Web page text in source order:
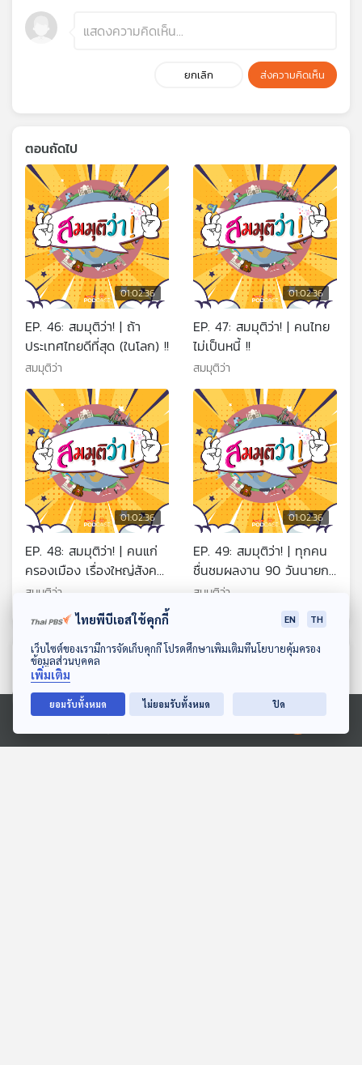
ดาวน์โหลด Thai PBS Podcast Application
Ⓒ 2020 องค์การกระจายเสียงและแพร่ภาพสาธารณะแห่งประเทศไทย
ยกเลิก ส่งความคิดเห็น
ตอนถัดไป
01:02:36
EP. 46: สมมุติว่า! | ถ้า
ประเทศไทยดีที่สุด (ในโลก) !!
สมมุติว่า
01:02:36
EP. 47: สมมุติว่า! | คนไทย
ไม่เป็นหนี้ !!
สมมุติว่า
01:02:36
EP. 48: สมมุติว่า! | คนแก่
ครองเมือง เรื่องใหญ่สังคม
สูงอายุ !!
สมมุติว่า
01:02:36
EP. 49: สมมุติว่า! | ทุกคน
ชื่นชมผลงาน 90 วันนายกฯ
อุ๊งอิ๊ง !
สมมุติว่า
ตอนที่เกี่ยวข้อง
ไทยพีบีเอสใช้คุกกี้ EN TH
เว็บไซต์ของเรามีการจัดเก็บคุกกี้ โปรดศึกษาเพิ่มเติมที่นโยบายคุ้มครอง
ข้อมูลส่วนบุคคล
เพิ่มเติม
ยอมรับทั้งหมด ไม่ยอมรับทั้งหมด ปิด